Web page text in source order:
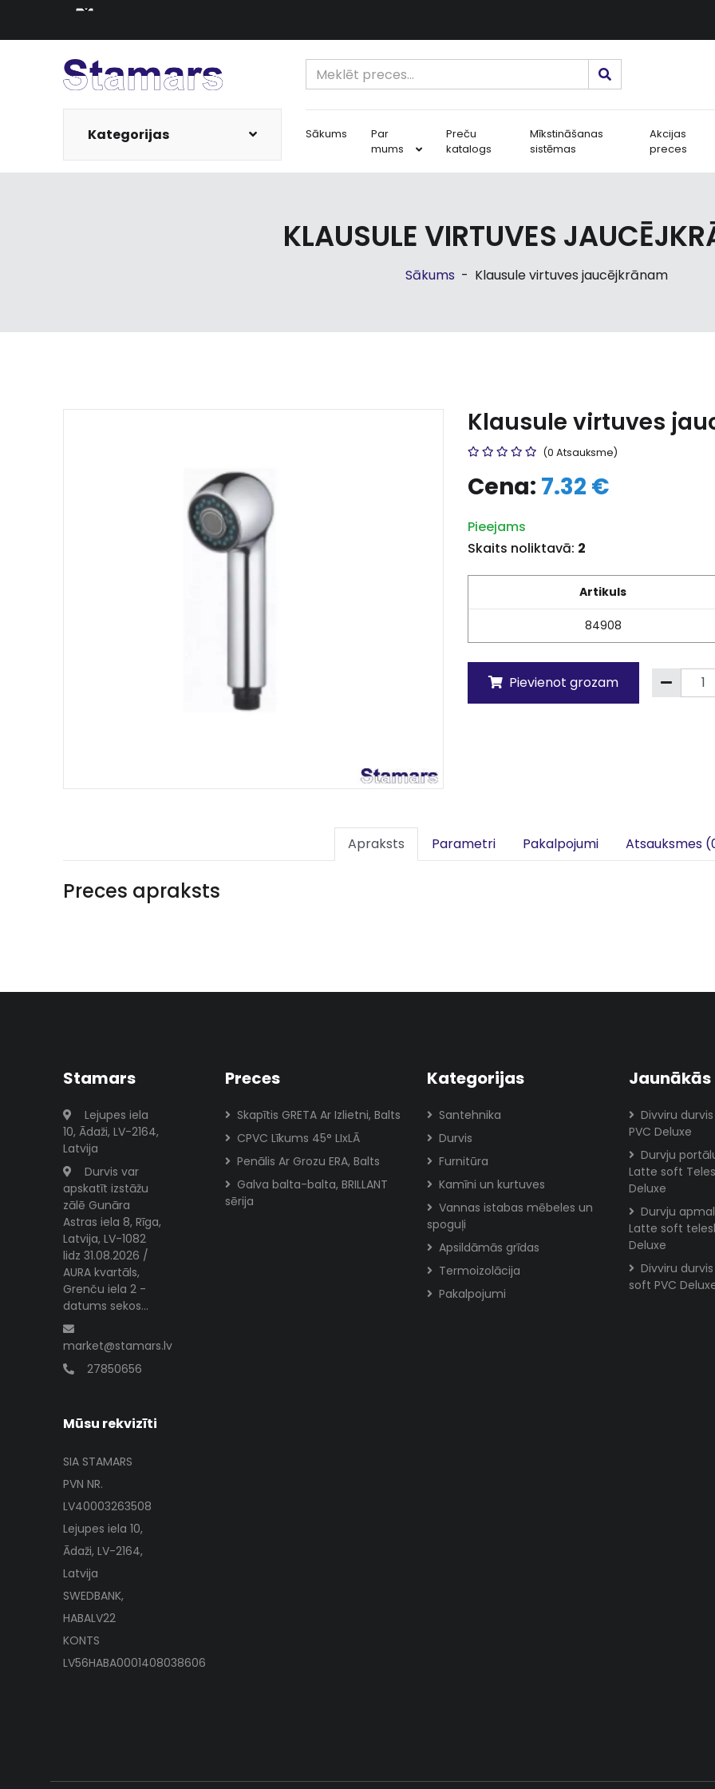
Kategorijas Sākums
Par
mums
Preču
katalogs
Mīkstināšanas
sistēmas
Akcijas
preces
KLAUSULE VIRTUVES
Sākums - Klausule virtuves jaucējkrānam
Klausule virtuves
(0 Atsauksme)
Cena: 7.32 €
Pieejams
Skaits noliktavā: 2
Artikuls
84908
Pievienot grozam
Apraksts Parametri Pakalpojumi Atsauksmes
Preces apraksts
Stamars
Lejupes iela
10, Ādaži, LV-2164,
Latvija
Durvis var
apskatīt izstāžu
zālē Gunāra
Astras iela 8, Rīga,
Latvija, LV-1082
lidz 31.08.2026 /
AURA kvartāls,
Grenču iela 2 -
datums sekos...
market@stamars.lv
27850656
Mūsu rekvizīti
SIA STAMARS
PVN NR.
LV40003263508
Lejupes iela 10,
Ādaži, LV-2164,
Latvija
SWEDBANK,
HABALV22
KONTS
LV56HABA0001408038606
Preces
Skapītis GRETA Ar Izlietni, Balts
CPVC Līkums 45° LIxLĀ
Penālis Ar Grozu ERA, Balts
Galva balta-balta, BRILLANT
sērija
Kategorijas
Santehnika
Durvis
Furnitūra
Kamīni un kurtuves
Vannas istabas mēbeles un
spoguļi
Apsildāmās grīdas
Termoizolācija
Pakalpojumi
Jaunākās
Divviru
PVC Deluxe
Durvju
Latte soft
Deluxe
Durvju
Latte soft
Deluxe
Divviru
soft PVC